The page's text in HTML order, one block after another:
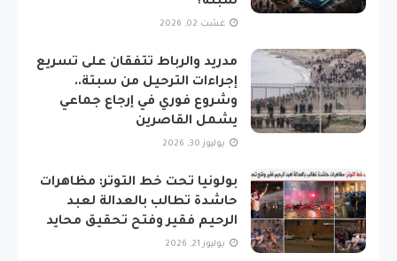
غشت 02, 2026
مدريد والرباط تتفقان على تسريع
إجراءات الترحيل من سبتة..
وشروع فوري في إرجاع جماعي
يشمل القاصرين
يوليوز 30, 2026
​بولونيا تحت خط التوتر: مظاهرات
حاشدة تطالب بالعدالة لعبد
الرحيم فقير وفتح تحقيق محايد
يوليوز 21, 2026